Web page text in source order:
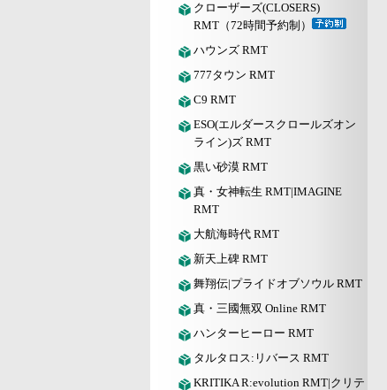
クローザーズ(CLOSERS)
RMT（72時間予約制）
ハウンズ RMT
777タウン RMT
C9 RMT
ESO(エルダースクロールズオン
ライン)ズ RMT
黒い砂漠 RMT
真・女神転生 RMT|IMAGINE
RMT
大航海時代 RMT
新天上碑 RMT
舞翔伝|プライドオブソウル RMT
真・三國無双 Online RMT
ハンターヒーロー RMT
タルタロス:リバース RMT
KRITIKA R:evolution RMT|クリテ